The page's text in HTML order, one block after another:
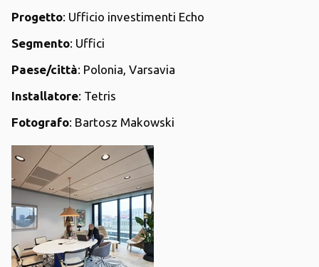
Progetto: Ufficio investimenti Echo
Segmento: Uffici
Paese/città: Polonia, Varsavia
Installatore: Tetris
Fotografo: Bartosz Makowski